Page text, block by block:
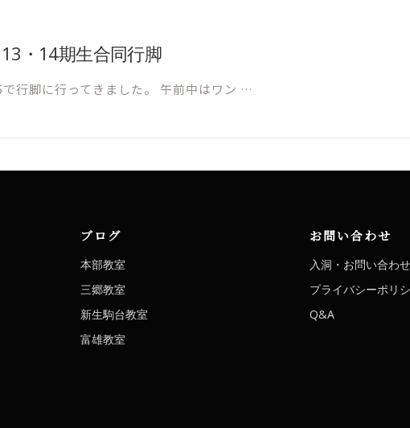
・14期生合同行脚
行脚に行ってきました。 午前中はワン …
ブログ
本部教室
三郷教室
新生駒台教室
富雄教室
お問い合わせ
入洞・お問い合わせ
プライバシーポリ
Q&A